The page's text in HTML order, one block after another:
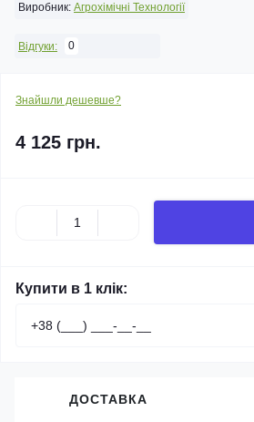
Виробник: Агрохімічні Технології
Відгуки: 0
Знайшли дешевше?
4 125 грн.
Купити в 1 клік:
ДОСТАВКА